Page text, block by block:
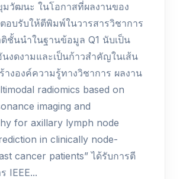
มวัฒนะ ในโอกาสที่ผลงานของ
อบรับให้ตีพิมพ์ในวารสารวิชาการ
ชั้นนำในฐานข้อมูล Q1 นับเป็น
นงดงามและเป็นก้าวสำคัญในเส้น
างองค์ความรู้ทางวิชาการ ผลงาน
radiomics based on
imaging and
for axillary lymph node
in clinically node-
cancer patients” ได้รับการตี
IEEE...